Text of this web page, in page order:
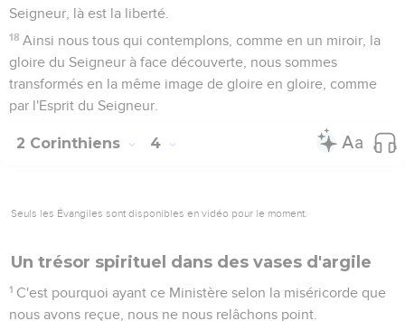
Seigneur, là est la liberté.
18 Ainsi nous tous qui contemplons, comme en un miroir, la
gloire du Seigneur à face découverte, nous sommes
transformés en la même image de gloire en gloire, comme
par l'Esprit du Seigneur.
2 Corinthiens 4
Seuls les Évangiles sont disponibles en vidéo pour le moment.
Un trésor spirituel dans des vases d'argile
1 C'est pourquoi ayant ce Ministère selon la miséricorde que
nous avons reçue, nous ne nous relâchons point.